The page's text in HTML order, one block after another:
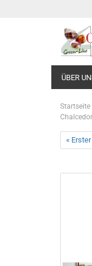
ÜBER
Startseite
« Erster